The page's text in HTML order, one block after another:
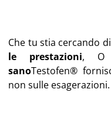
Che tu stia cercando di
le prestazioni, O
sanoTestofen®
non sulle esagerazioni.